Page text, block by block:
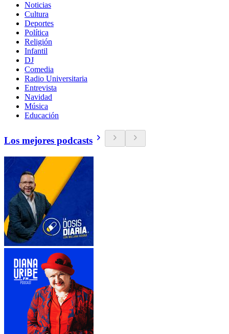
Noticias
Cultura
Deportes
Política
Religión
Infantil
DJ
Comedia
Radio Universitaria
Entrevista
Navidad
Música
Educación
Los mejores podcasts